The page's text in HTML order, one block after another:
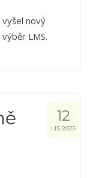
nový
LMS.
12
LIS 2025